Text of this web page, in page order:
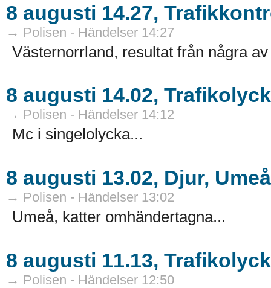
8 augusti 14.27,
→ Polisen - Händelser 14:27
Västernorrland, resultat från några
8 augusti 14.02,
→ Polisen - Händelser 14:12
Mc i singelolycka...
8 augusti 13.02, Djur, Umeå
→ Polisen - Händelser 13:02
Umeå, katter omhändertagna...
8 augusti 11.13,
→ Polisen - Händelser 12:50